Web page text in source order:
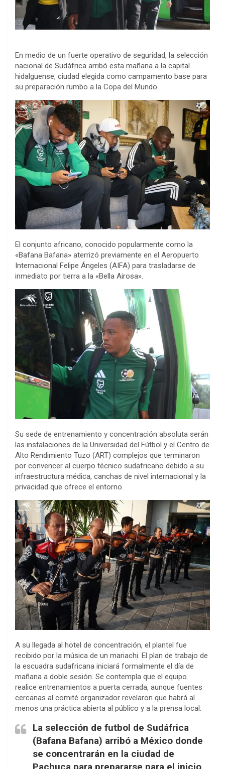
En medio de un fuerte operativo de seguridad, la selección
nacional de Sudáfrica arribó esta mañana a la capital
hidalguense, ciudad elegida como campamento base para
su preparación rumbo a la Copa del Mundo.
El conjunto africano, conocido popularmente como la
«Bafana Bafana» aterrizó previamente en el Aeropuerto
Internacional Felipe Ángeles (AIFA) para trasladarse de
inmediato por tierra a la «Bella Airosa».
Su sede de entrenamiento y concentración absoluta serán
las instalaciones de la Universidad del Fútbol y el Centro de
Alto Rendimiento Tuzo (ART) complejos que terminaron
por convencer al cuerpo técnico sudafricano debido a su
infraestructura médica, canchas de nivel internacional y la
privacidad que ofrece el entorno.
A su llegada al hotel de concentración, el plantel fue
recibido por la música de un mariachi. El plan de trabajo de
la escuadra sudafricana iniciará formalmente el día de
mañana a doble sesión. Se contempla que el equipo
realice entrenamientos a puerta cerrada, aunque fuentes
cercanas al comité organizador revelaron que habrá al
menos una práctica abierta al público y a la prensa local.
La selección de futbol de Sudáfrica
(Bafana Bafana) arribó a México donde
se concentrarán en la ciudad de
Pachuca para prepararse para el inicio